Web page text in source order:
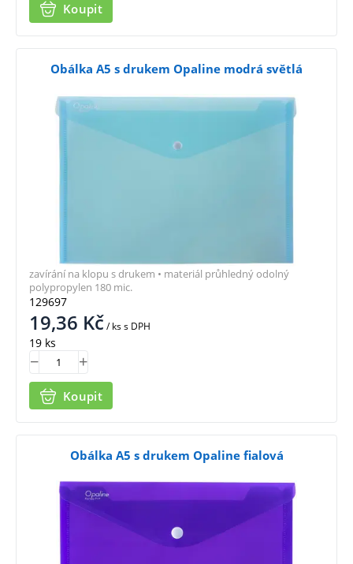
Koupit
Obálka A5 s drukem Opaline modrá světlá
129697
19,36 Kč/ kss DPH
19 ks
Koupit
zavírání na klopu s drukem • materiál průhledný odolný
polypropylen 180 mic.
Obálka A5 s drukem Opaline fialová